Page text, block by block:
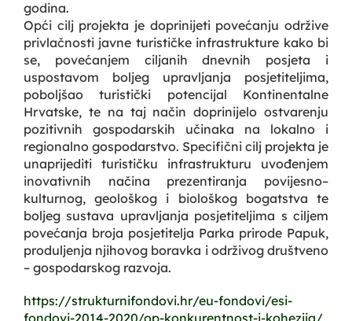
godina.
Opći cilj projekta je doprinijeti povećanju održive
privlačnosti javne turističke infrastrukture kako bi
se, povećanjem ciljanih dnevnih posjeta i
uspostavom boljeg upravljanja posjetiteljima,
poboljšao turistički potencijal Kontinentalne
Hrvatske, te na taj način doprinijelo ostvarenju
pozitivnih gospodarskih učinaka na lokalno i
regionalno gospodarstvo. Specifični cilj projekta je
unaprijediti turističku infrastrukturu uvođenjem
inovativnih načina prezentiranja povijesno–
kulturnog, geološkog i biološkog bogatstva te
boljeg sustava upravljanja posjetiteljima s ciljem
povećanja broja posjetitelja Parka prirode Papuk,
produljenja njihovog boravka i održivog društveno
– gospodarskog razvoja.
https://strukturnifondovi.hr/eu-fondovi/esi-